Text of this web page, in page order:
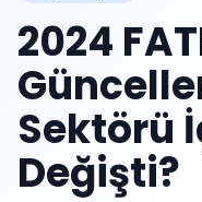
2024
Sektörü
Değişti?